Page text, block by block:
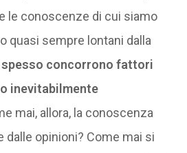
le conoscenze di cui siamo
quasi sempre lontani dalla
spesso concorrono fattori
inevitabilmente
mai, allora, la conoscenza
dalle opinioni? Come mai si